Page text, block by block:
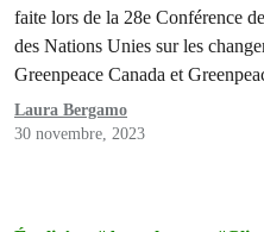
faite lors de la 28e Conférence
des Nations Unies sur les
Greenpeace Canada et
Laura Bergamo
30 novembre, 2023